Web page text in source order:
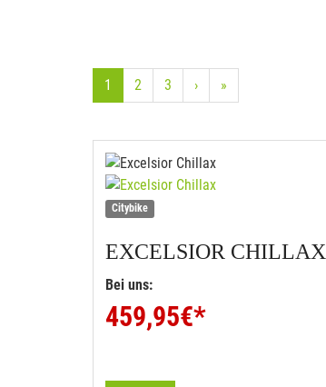
1 2 3 › »
Citybike
EXCELSIOR CHILLAX
Bei uns:
459,95€*